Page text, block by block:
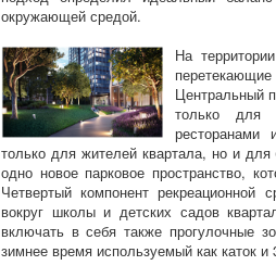
окружающей средой.
На
Центральный
только для
ресторанами
только для жителей квартала, но и
одно новое парковое пространство,
Четвертый компонент
вокруг школы и детских садов
включать в себя также прогулочные
зимнее время используемый как каток